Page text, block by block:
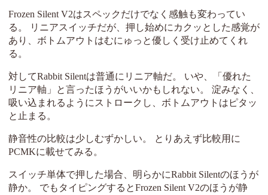
Frozen Silent V2はスペックだけでなく感触も変わってい
る。 リニアスイッチだが、押し始めにカクッとした感覚が
あり、ボトムアウトはむにゅっと優しく受け止めてくれ
る。
対してRabbit Silentは普通にリニア軸だ。 いや、「優れた
リニア軸」と言ったほうがいいかもしれない。 淀みなく、
吸い込まれるようにストロークし、ボトムアウトはピタッ
と止まる。
静音性の比較は少しむずかしい。 とりあえず比較用に
PCMKに載せてみる。
スイッチ単体で押した場合、明らかにRabbit Silentのほうが
静か。 でもタイピングするとFrozen Silent V2のほうが静